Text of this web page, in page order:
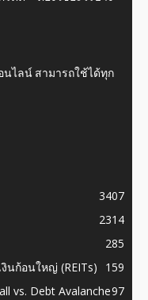
นไลน์ สามารถใช้ได้ทุก
3407
2314
285
นก้อนใหญ่ (REITs)
159
vs. Debt Avalanche97